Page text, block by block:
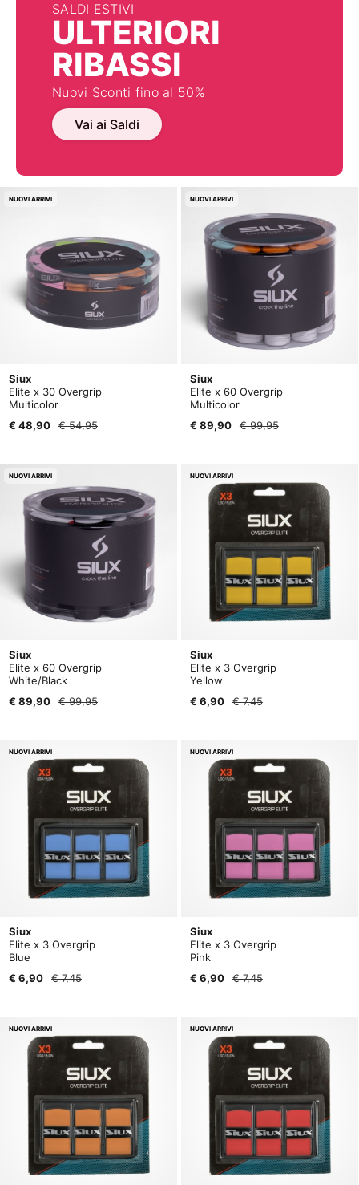
SALDI ESTIVI
ULTERIORI
RIBASSI
Nuovi Sconti fino al 50%
Vai ai Saldi
NUOVI ARRIVI
Siux
Elite x 30 Overgrip
Multicolor
€ 48,90
€ 54,95
NUOVI ARRIVI
Siux
Elite x 60 Overgrip
Multicolor
€ 89,90
€ 99,95
NUOVI ARRIVI
Siux
Elite x 60 Overgrip
White/Black
€ 89,90
€ 99,95
NUOVI ARRIVI
Siux
Elite x 3 Overgrip
Yellow
€ 6,90
€ 7,45
NUOVI ARRIVI
Siux
Elite x 3 Overgrip
Blue
€ 6,90
€ 7,45
NUOVI ARRIVI
Siux
Elite x 3 Overgrip
Pink
€ 6,90
€ 7,45
NUOVI ARRIVI NUOVI ARRIVI